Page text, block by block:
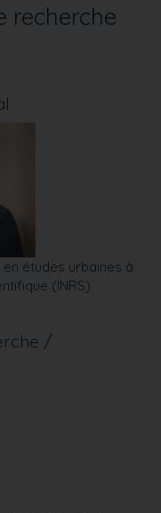
recherche
études urbaines à
(INRS)
/